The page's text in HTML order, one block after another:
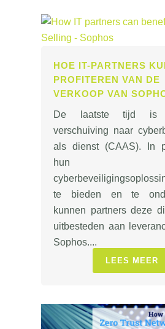
HOE IT-PARTNERS
PROFITEREN VAN DE
VERKOOP VAN
De laatste tijd is
verschuiving naar
als dienst (CAAS). In
hun
te bieden en te
kunnen partners deze
uitbesteden aan
Sophos....
LEES MEER